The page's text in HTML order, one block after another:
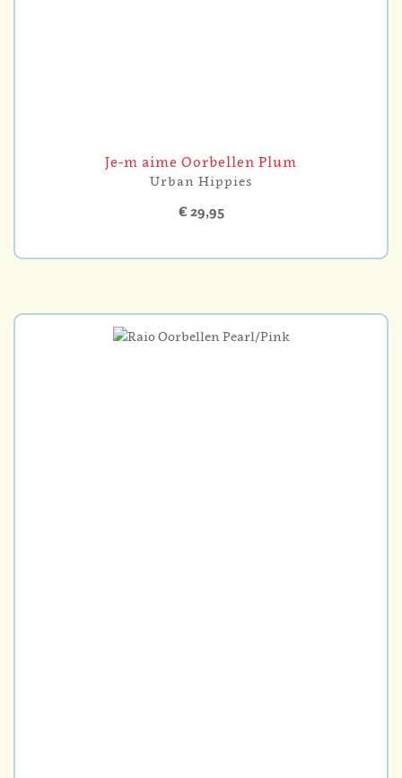
Je-m aime Oorbellen Plum
Urban Hippies
€ 29,95